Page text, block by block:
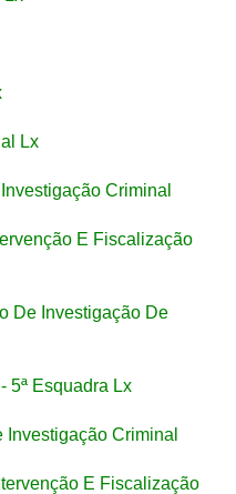
Lx
Criminal
E Fiscalização
De Investigação De
5ª Esquadra Lx
Criminal
E Fiscalização